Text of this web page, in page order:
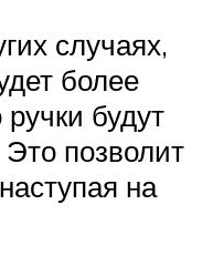
случаях,
более
будут
позволит
на